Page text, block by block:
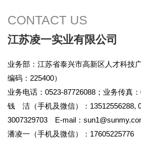
CONTACT US
江苏凌一实业有限公司
业务部：江苏省泰兴市高新区人才科技
编码：225400）
业务电话：0523-87726088；业务传真
钱 洁（手机及微信）：13512556288,
3007329703 E-mail：
潘凌一（手机及微信）：